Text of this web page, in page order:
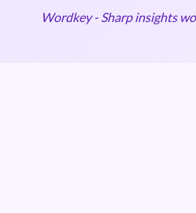
Wordkey - Sharp insights